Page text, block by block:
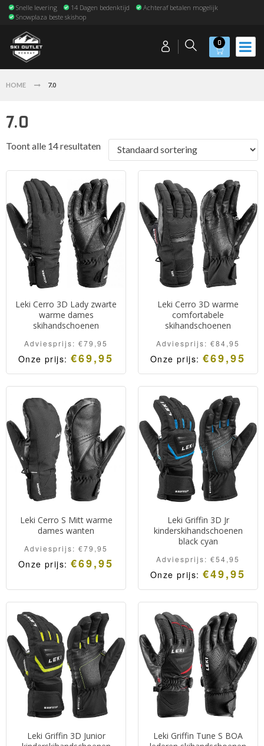
Snelle levering 14 Dagen bedenktijd
Achteraf betalen mogelijk
Snowplaza beste skishop
0
HOME 7.0
7.0
Toont alle 14 resultaten
Leki Cerro 3D Lady zwarte
warme dames
skihandschoenen
Adviesprijs: €79,95
Onze prijs: €69,95
Leki Cerro 3D warme
comfortabele
skihandschoenen
Adviesprijs: €84,95
Onze prijs: €69,95
Leki Cerro S Mitt warme
dames wanten
Adviesprijs: €79,95
Onze prijs: €69,95
Leki Griffin 3D Jr
kinderskihandschoenen
black cyan
Adviesprijs: €54,95
Onze prijs: €49,95
Leki Griffin 3D Junior
Leki Griffin Tune S BOA